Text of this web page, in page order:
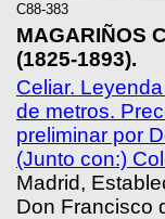
C88-383
MAGARIÑOS
(1825-1893).
Celiar.
de metros.
preliminar por
(Junto con:)
Madrid,
Don Francisco